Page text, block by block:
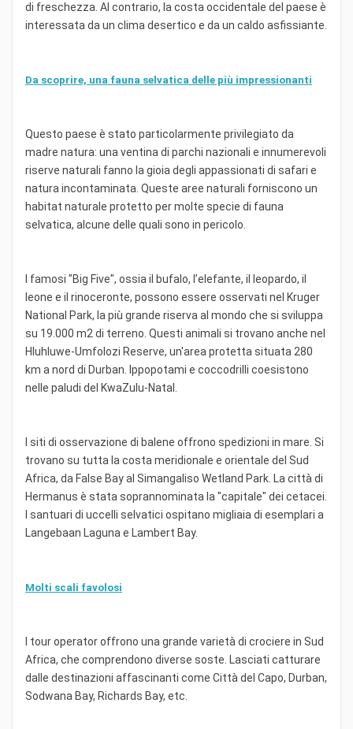
di freschezza. Al contrario, la costa occidentale del paese è
interessata da un clima desertico e da un caldo asfissiante.
Da scoprire, una fauna selvatica delle più impressionanti
Questo paese è stato particolarmente privilegiato da
madre natura: una ventina di parchi nazionali e innumerevoli
riserve naturali fanno la gioia degli appassionati di safari e
natura incontaminata. Queste aree naturali forniscono un
habitat naturale protetto per molte specie di fauna
selvatica, alcune delle quali sono in pericolo.
I famosi "Big Five", ossia il bufalo, l’elefante, il leopardo, il
leone e il rinoceronte, possono essere osservati nel Kruger
National Park, la più grande riserva al mondo che si sviluppa
su 19.000 m2 di terreno. Questi animali si trovano anche nel
Hluhluwe-Umfolozi Reserve, un'area protetta situata 280
km a nord di Durban. Ippopotami e coccodrilli coesistono
nelle paludi del KwaZulu-Natal.
I siti di osservazione di balene offrono spedizioni in mare. Si
trovano su tutta la costa meridionale e orientale del Sud
Africa, da False Bay al Simangaliso Wetland Park. La città di
Hermanus è stata soprannominata la "capitale" dei cetacei.
I santuari di uccelli selvatici ospitano migliaia di esemplari a
Langebaan Laguna e Lambert Bay.
Molti scali favolosi
I tour operator offrono una grande varietà di crociere in Sud
Africa, che comprendono diverse soste. Lasciati catturare
dalle destinazioni affascinanti come Città del Capo, Durban,
Sodwana Bay, Richards Bay, etc.